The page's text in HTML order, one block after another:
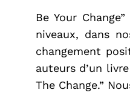
Be Your
niveaux, dans
changement
auteurs d’un
The Change.”